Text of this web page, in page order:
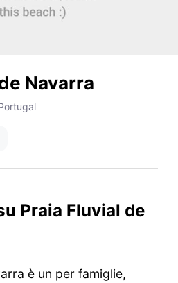
Navarra
Praia Fluvial de
è un per famiglie,